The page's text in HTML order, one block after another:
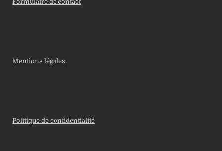
Formulaire de contact
Mentions légales
Politique de confidentialité